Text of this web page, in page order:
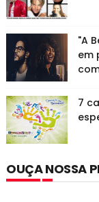
"A
em
7
OUÇA NOSSA